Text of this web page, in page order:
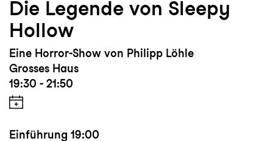
Die Legende von Sleepy
Hollow
Eine Horror-Show von Philipp Löhle
Grosses Haus
19:30 - 21:50
Einführung 19:00